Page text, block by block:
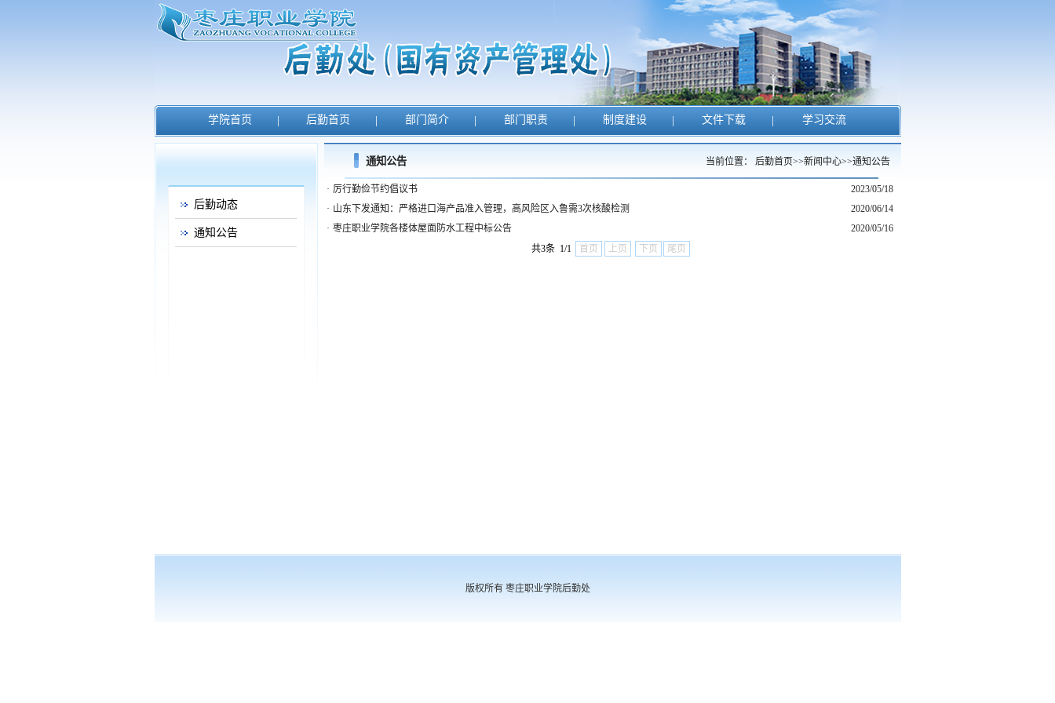
学院首页 | 后勤首页 | 部门简介 | 部门职责 | 制度建设 | 文件下载 | 学习交流
后勤动态
通知公告
通知公告 当前位置： 后勤首页>>新闻中心>>通知公告
· 厉行勤俭节约倡议书
2023/05/18
· 山东下发通知：严格进口海产品准入管理，高风险区入鲁需3次核酸检测
2020/06/14
· 枣庄职业学院各楼体屋面防水工程中标公告
2020/05/16
共3条 1/1
首页 上页 下页 尾页
版权所有 枣庄职业学院后勤处